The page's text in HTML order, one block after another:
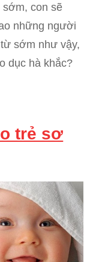
con sẽ
những người
sớm như vậy,
dục hà khắc?
trẻ sơ